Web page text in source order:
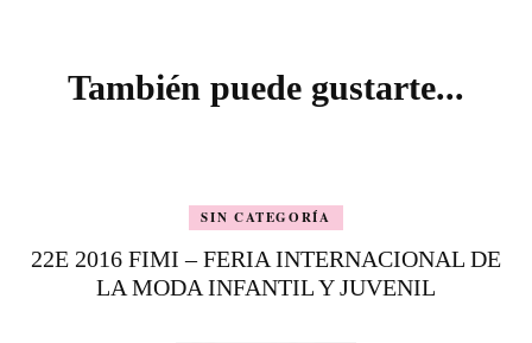
entradas
También puede gustarte...
SIN CATEGORÍA
22E 2016 FIMI – FERIA INTERNACIONAL DE
LA MODA INFANTIL Y JUVENIL